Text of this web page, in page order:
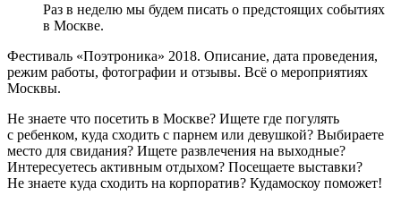
Раз в неделю мы будем писать о предстоящих событиях
в Москве.
Фестиваль «Поэтроника» 2018. Описание, дата проведения,
режим работы, фотографии и отзывы. Всё о мероприятиях
Москвы.
Не знаете что посетить в Москве? Ищете где погулять
с ребенком, куда сходить с парнем или девушкой? Выбираете
место для свидания? Ищете развлечения на выходные?
Интересуетесь активным отдыхом? Посещаете выставки?
Не знаете куда сходить на корпоратив? Кудамоскоу поможет!